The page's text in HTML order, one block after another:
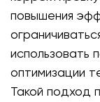
повышения
использовать
оптимизации
Такой подход